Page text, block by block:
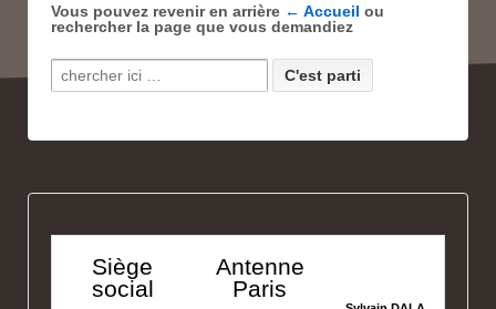
Vous pouvez revenir en arrière ← Accueil ou
rechercher la page que vous demandiez
Recherche pour:
Siège
social
Antenne
Paris